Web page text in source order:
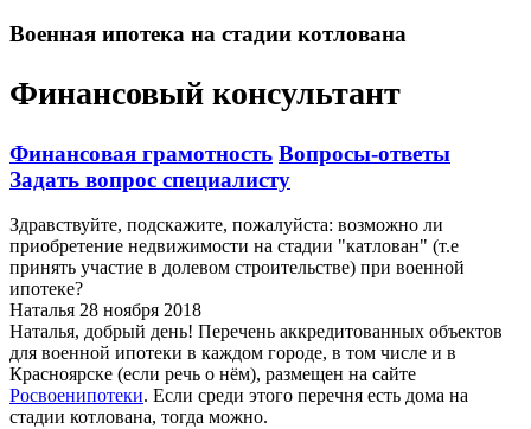
Военная ипотека на стадии котлована
Финансовый консультант
Финансовая грамотность Вопросы-ответы
Задать вопрос специалисту
Здравствуйте, подскажите, пожалуйста: возможно ли
приобретение недвижимости на стадии "катлован" (т.е
принять участие в долевом строительстве) при военной
ипотеке?
Наталья 28 ноября 2018
Наталья, добрый день! Перечень аккредитованных объектов
для военной ипотеки в каждом городе, в том числе и в
Красноярске (если речь о нём), размещен на сайте
Росвоенипотеки. Если среди этого перечня есть дома на
стадии котлована, тогда можно.